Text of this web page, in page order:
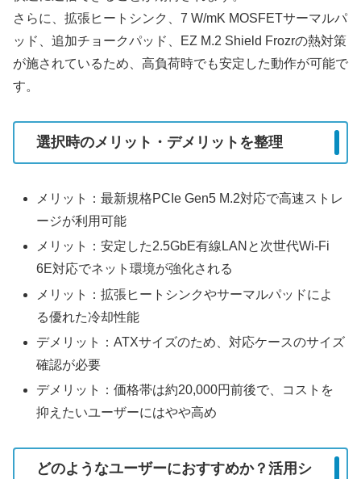
さらに、拡張ヒートシンク、7 W/mK MOSFETサーマルパ
ッド、追加チョークパッド、EZ M.2 Shield Frozrの熱対策
が施されているため、高負荷時でも安定した動作が可能で
す。
選択時のメリット・デメリットを整理
メリット：最新規格PCIe Gen5 M.2対応で高速ストレ
ージが利用可能
メリット：安定した2.5GbE有線LANと次世代Wi‑Fi
6E対応でネット環境が強化される
メリット：拡張ヒートシンクやサーマルパッドによ
る優れた冷却性能
デメリット：ATXサイズのため、対応ケースのサイズ
確認が必要
デメリット：価格帯は約20,000円前後で、コストを
抑えたいユーザーにはやや高め
どのようなユーザーにおすすめか？活用シ